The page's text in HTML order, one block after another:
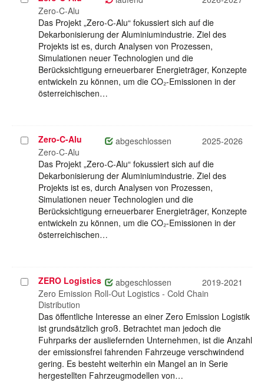
auswählen
Zero-C-Alu
Das Projekt „Zero-C-Alu“ fokussiert sich auf die
Dekarbonisierung der Aluminiumindustrie. Ziel des
Projekts ist es, durch Analysen von Prozessen,
Simulationen neuer Technologien und die
Berücksichtigung erneuerbarer Energieträger, Konzepte
entwickeln zu können, um die CO₂-Emissionen in der
österreichischen…
Projekt
auswählen
Zero-C-Alu abgeschlossen
2025-2026
Zero-C-Alu
Das Projekt „Zero-C-Alu“ fokussiert sich auf die
Dekarbonisierung der Aluminiumindustrie. Ziel des
Projekts ist es, durch Analysen von Prozessen,
Simulationen neuer Technologien und die
Berücksichtigung erneuerbarer Energieträger, Konzepte
entwickeln zu können, um die CO₂-Emissionen in der
österreichischen…
Projekt
auswählen
ZERO Logistics abgeschlossen
2019-2021
Zero Emission Roll-Out Logistics - Cold Chain
Distribution
Das öffentliche Interesse an einer Zero Emission Logistik
ist grundsätzlich groß. Betrachtet man jedoch die
Fuhrparks der ausliefernden Unternehmen, ist die Anzahl
der emissionsfrei fahrenden Fahrzeuge verschwindend
gering. Es besteht weiterhin ein Mangel an in Serie
hergestellten Fahrzeugmodellen von…